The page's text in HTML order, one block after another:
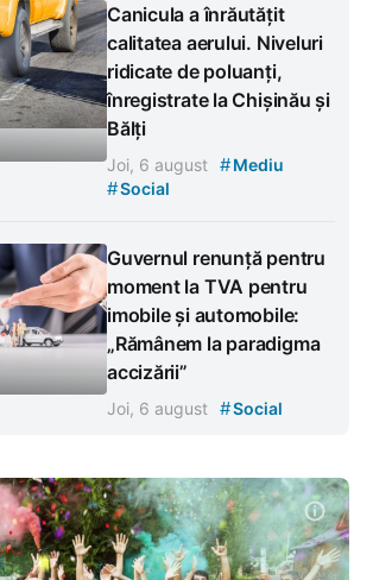
Canicula a înrăutățit
calitatea aerului. Niveluri
ridicate de poluanți,
înregistrate la Chișinău și
Bălți
Joi, 6 august #Mediu
#Social
Guvernul renunță pentru
moment la TVA pentru
imobile și automobile:
„Rămânem la paradigma
accizării”
Joi, 6 august #Social